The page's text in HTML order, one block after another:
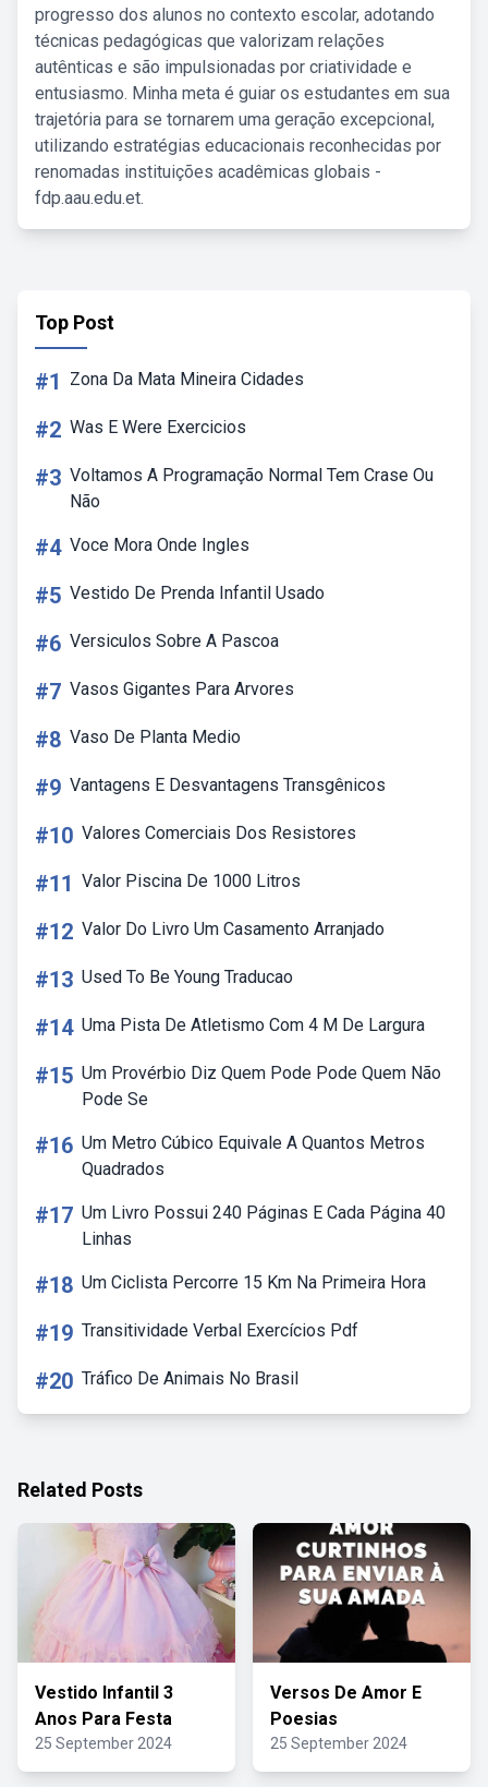
progresso dos alunos no contexto escolar, adotando
técnicas pedagógicas que valorizam relações
autênticas e são impulsionadas por criatividade e
entusiasmo. Minha meta é guiar os estudantes em sua
trajetória para se tornarem uma geração excepcional,
utilizando estratégias educacionais reconhecidas por
renomadas instituições acadêmicas globais -
fdp.aau.edu.et.
Top Post
#1 Zona Da Mata Mineira Cidades
#2 Was E Were Exercicios
#3 Voltamos A Programação Normal Tem Crase Ou
Não
#4 Voce Mora Onde Ingles
#5 Vestido De Prenda Infantil Usado
#6 Versiculos Sobre A Pascoa
#7 Vasos Gigantes Para Arvores
#8 Vaso De Planta Medio
#9 Vantagens E Desvantagens Transgênicos
#10 Valores Comerciais Dos Resistores
#11 Valor Piscina De 1000 Litros
#12 Valor Do Livro Um Casamento Arranjado
#13 Used To Be Young Traducao
#14 Uma Pista De Atletismo Com 4 M De Largura
#15 Um Provérbio Diz Quem Pode Pode Quem Não
Pode Se
#16 Um Metro Cúbico Equivale A Quantos Metros
Quadrados
#17 Um Livro Possui 240 Páginas E Cada Página 40
Linhas
#18 Um Ciclista Percorre 15 Km Na Primeira Hora
#19 Transitividade Verbal Exercícios Pdf
#20 Tráfico De Animais No Brasil
Related Posts
Vestido Infantil 3
Anos Para Festa
25 September 2024
Versos De Amor E
Poesias
25 September 2024